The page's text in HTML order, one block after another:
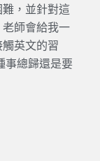
，並針對這
師會給我一
英文的習
事總歸還是要